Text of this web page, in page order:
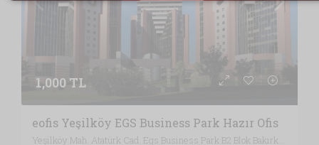
1,000 TL
eofis Yeşilköy EGS Business Park Hazır Ofis